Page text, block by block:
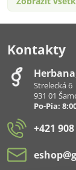
Kontakty
Strelecká 6
931 01
Po-Pia:
+421